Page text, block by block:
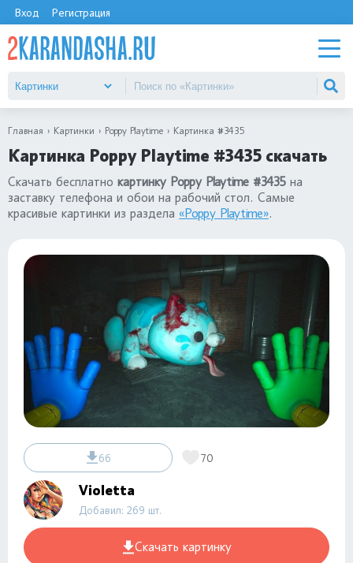
Вход Регистрация
Главная Картинки Poppy Playtime Картинка #3435
Картинка Poppy Playtime #3435 скачать
Скачать бесплатно картинку Poppy Playtime #3435 на
заставку телефона и обои на рабочий стол. Самые
красивые картинки из раздела «Poppy Playtime».
66 70
Violetta
Добавил: 269 шт.
Скачать картинку